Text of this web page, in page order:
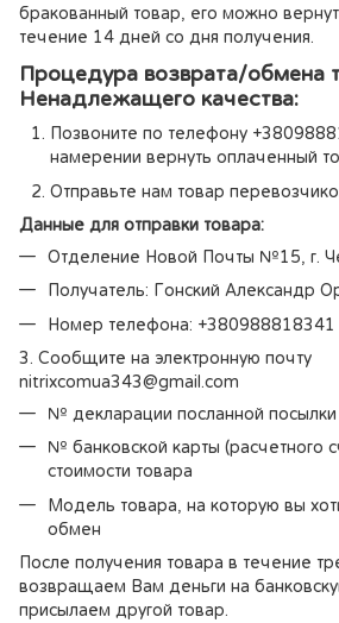
бракованный товар, его можно
течение 14 дней со дня получения.
Процедура возврата/обмена
Ненадлежащего качества:
Позвоните по телефону
намерении вернуть оплаченный
Отправьте нам товар
Данные для отправки товара:
Отделение Новой Почты №15, г.
Получатель: Гонский Александр
Номер телефона: +380988818341
3. Сообщите на электронную почту
nitrixcomua343@gmail.com
№ декларации посланной посылки
№ банковской карты (расчетного
стоимости товара
Модель товара, на которую вы
обмен
После получения товара в течение
возвращаем Вам деньги на
присылаем другой товар.